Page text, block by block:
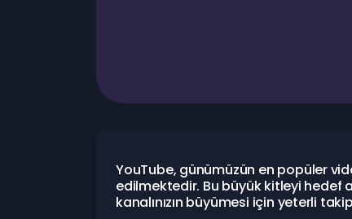
YouTube, günümüzün en popüler
edilmektedir. Bu büyük kitleyi hedef
kanalınızın büyümesi için yeterli